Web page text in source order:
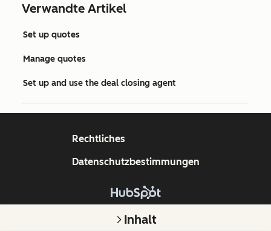
Verwandte Artikel
Set up quotes
Manage quotes
Set up and use the deal closing agent
Inhalt
Copyright © 2026 HubSpot, Inc.
Rechtliches
Datenschutzbestimmungen